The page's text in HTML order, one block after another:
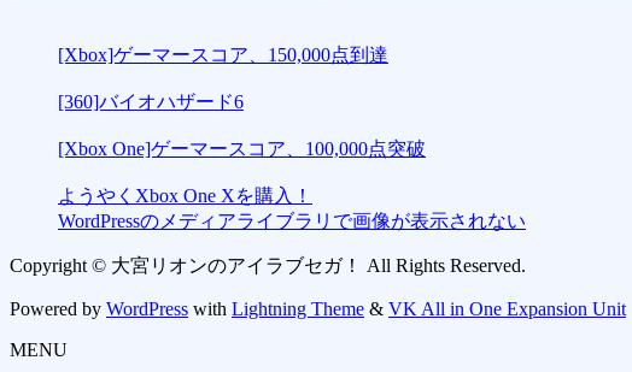
[Xbox]ゲーマースコア、150,000点到達
[360]バイオハザード6
[Xbox One]ゲーマースコア、100,000点突破
ようやくXbox One Xを購入！
WordPressのメディアライブラリで画像が表示されない
Copyright © 大宮リオンのアイラブセガ！ All Rights Reserved.
Powered by WordPress with Lightning Theme & VK All in One Expansion Unit
MENU